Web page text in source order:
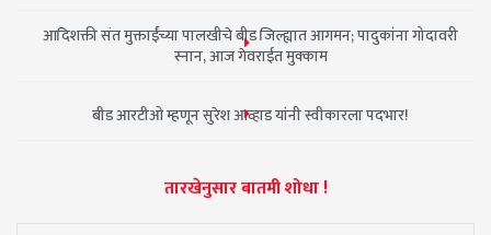
आदिशक्ती संत मुक्ताईंच्या पालखीचे बीड जिल्ह्यात आगमन; पादुकांना गोदावरी
स्नान, आज गेवराईत मुक्काम
बीड आरटीओ म्हणून सुरेश आव्हाड यांनी स्वीकारला पदभार!
तारखेनुसार बातमी शोधा !